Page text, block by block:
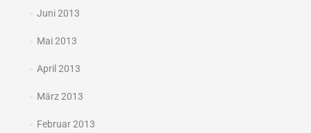
Juni 2013
Mai 2013
April 2013
März 2013
Februar 2013